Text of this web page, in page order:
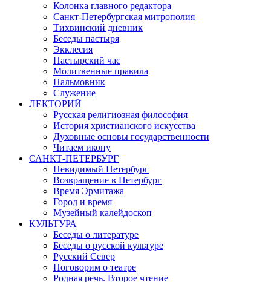
Колонка главного редактора
Санкт-Петербургская митрополия
Тихвинский дневник
Беседы пастыря
Экклесия
Пастырский час
Молитвенные правила
Пальмовник
Служение
ЛЕКТОРИЙ
Русская религиозная философия
История христианского искусства
Духовные основы государственности
Читаем икону
САНКТ-ПЕТЕРБУРГ
Невидимый Петербург
Возвращение в Петербург
Время Эрмитажа
Город и время
Музейный калейдоскоп
КУЛЬТУРА
Беседы о литературе
Беседы о русской культуре
Русский Север
Поговорим о театре
Родная речь. Второе чтение